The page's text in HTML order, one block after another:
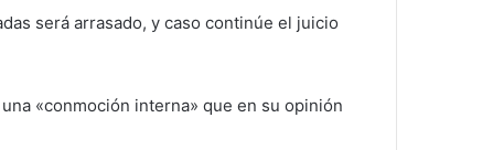
será arrasado, y caso continúe el juicio
«conmoción interna» que en su opinión